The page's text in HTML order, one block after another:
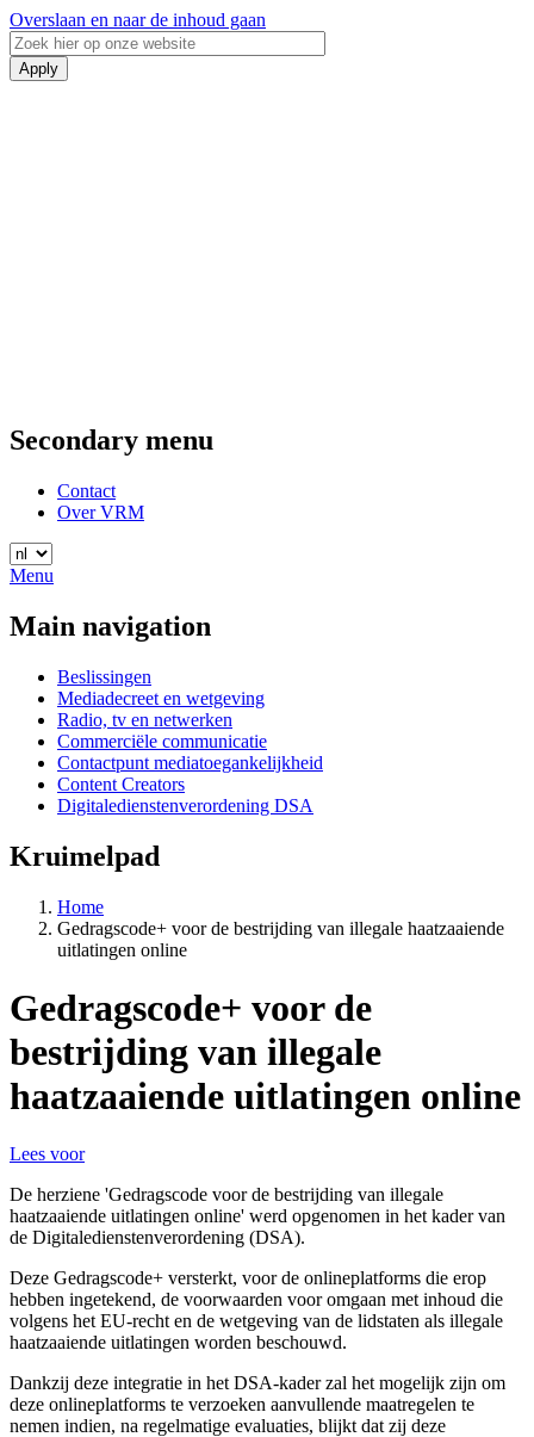
Overslaan en naar de inhoud gaan
Secondary menu
Contact
Over VRM
Menu
Main navigation
Beslissingen
Mediadecreet en wetgeving
Radio, tv en netwerken
Commerciële communicatie
Contactpunt mediatoegankelijkheid
Content Creators
Digitaledienstenverordening DSA
Kruimelpad
Home
Gedragscode+ voor de bestrijding van illegale haatzaaiende
uitlatingen online
Gedragscode+ voor de
bestrijding van illegale
haatzaaiende uitlatingen online
Lees voor
De herziene 'Gedragscode voor de bestrijding van illegale
haatzaaiende uitlatingen online' werd opgenomen in het kader van
de Digitaledienstenverordening (DSA).
Deze Gedragscode+ versterkt, voor de onlineplatforms die erop
hebben ingetekend, de voorwaarden voor omgaan met inhoud die
volgens het EU-recht en de wetgeving van de lidstaten als illegale
haatzaaiende uitlatingen worden beschouwd.
Dankzij deze integratie in het DSA-kader zal het mogelijk zijn om
deze onlineplatforms te verzoeken aanvullende maatregelen te
nemen indien, na regelmatige evaluaties, blijkt dat zij deze